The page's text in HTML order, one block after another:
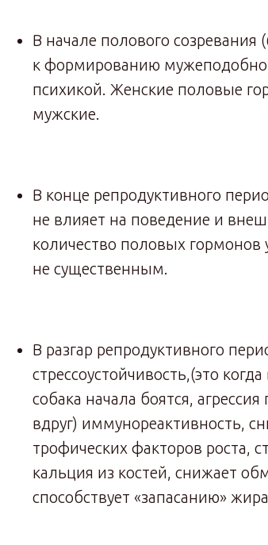
В начале полового
к формированию
психикой. Женские половые
мужские.
В конце репродуктивного
не влияет на поведение и
количество половых
не существенным.
В разгар репродуктивного
стрессоустойчивость,(это
собака начала боятся,
вдруг) иммунореактивность,
трофических факторов роста,
кальция из костей, снижает
способствует «запасанию»